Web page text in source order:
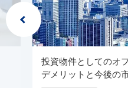
投資物件としてのオ
デメリットと今後の